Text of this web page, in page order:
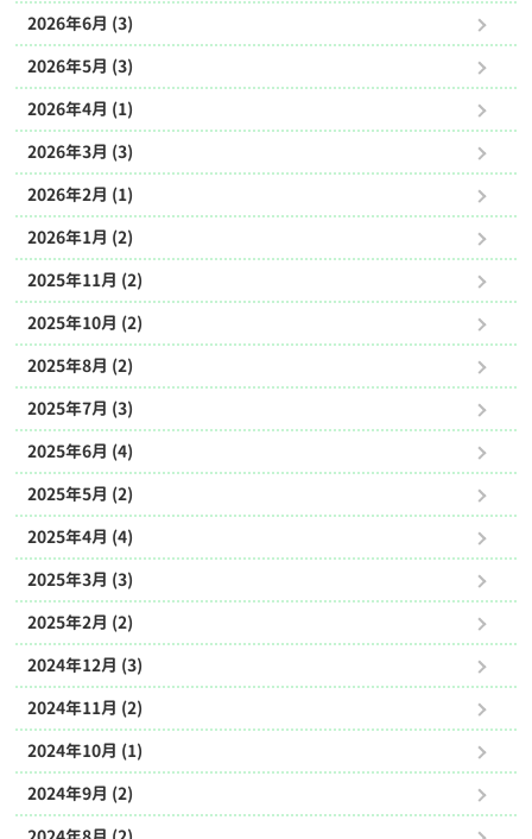
2026年6月 (3)
2026年5月 (3)
2026年4月 (1)
2026年3月 (3)
2026年2月 (1)
2026年1月 (2)
2025年11月 (2)
2025年10月 (2)
2025年8月 (2)
2025年7月 (3)
2025年6月 (4)
2025年5月 (2)
2025年4月 (4)
2025年3月 (3)
2025年2月 (2)
2024年12月 (3)
2024年11月 (2)
2024年10月 (1)
2024年9月 (2)